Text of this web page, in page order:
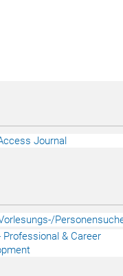
Journal
Professional & Career